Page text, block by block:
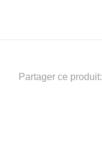
Partager ce produit: